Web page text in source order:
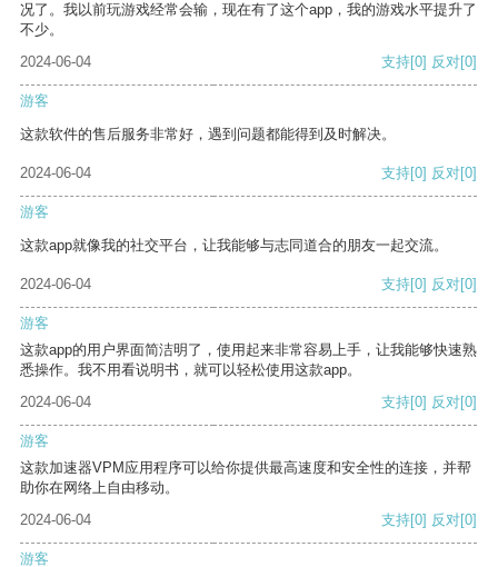
况了。我以前玩游戏经常会输，现在有了这个app，我的游戏水平提升了
不少。
2024-06-04
支持[0] 反对[0]
游客
这款软件的售后服务非常好，遇到问题都能得到及时解决。
2024-06-04 支持[0] 反对[0]
游客
这款app就像我的社交平台，让我能够与志同道合的朋友一起交流。
2024-06-04 支持[0] 反对[0]
游客
这款app的用户界面简洁明了，使用起来非常容易上手，让我能够快速熟
悉操作。我不用看说明书，就可以轻松使用这款app。
2024-06-04
支持[0] 反对[0]
游客
这款加速器VPM应用程序可以给你提供最高速度和安全性的连接，并帮
助你在网络上自由移动。
2024-06-04
支持[0] 反对[0]
游客